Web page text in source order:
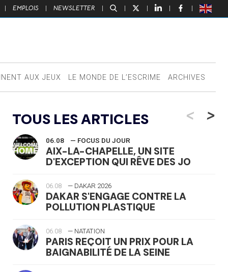
| EMPLOIS | NEWSLETTER | | | | |
AUX JEUX LE MONDE DE L’ESCRIME ARCHIVES
TOUS LES ARTICLES <
06.08 — FOCUS DU JOUR
AIX-LA-CHAPELLE, UN SITE
D'EXCEPTION QUI RÊVE DES JO
06.08 — DAKAR 2026
DAKAR S'ENGAGE CONTRE LA
POLLUTION PLASTIQUE
06.08 — NATATION
PARIS REÇOIT UN PRIX POUR LA
BAIGNABILITÉ DE LA SEINE
>